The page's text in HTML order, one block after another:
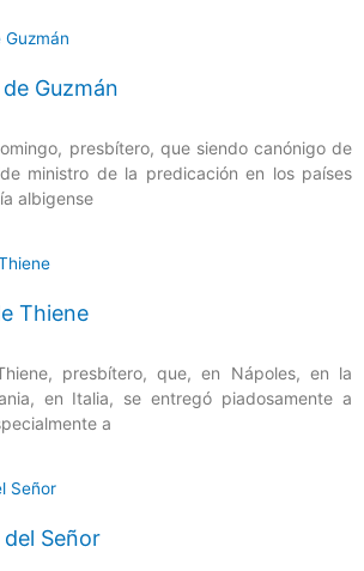
Guzmán
presbítero, que siendo canónigo de
ministro de la predicación en los países
albigense
Thiene
presbítero, que, en Nápoles, en la
en Italia, se entregó piadosamente a
a
Señor